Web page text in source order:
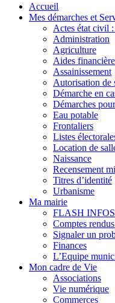
Accueil
Mes démarches et
Actes état civil
Administration
Agriculture
Aides
Assainissement
Autorisation de
Démarche en
Démarches
Eau potable
Frontaliers
Listes
Location de
Naissance
Recensement
Titres d’identité
Urbanisme
Ma mairie
FLASH INFOS
Comptes
Signaler un
Finances
L’Equipe
Mon cadre de Vie
Associations
Vie numérique
Commerces